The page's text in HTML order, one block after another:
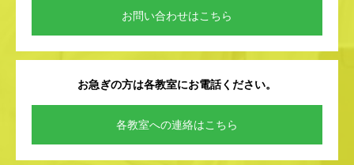
お問い合わせはこちら
お急ぎの方は各教室にお電話ください。
各教室への連絡はこちら